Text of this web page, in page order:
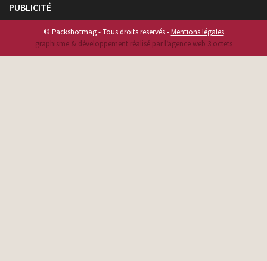
PUBLICITÉ
© Packshotmag - Tous droits reservés -Mentions légales
graphisme & développement réalisé par l‘agence web 3 octets